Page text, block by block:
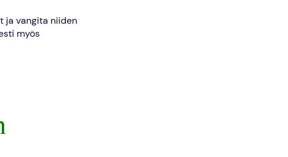
ja vangita niiden
myös